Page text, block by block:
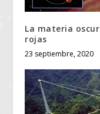
La materia
rojas
23 septiembre, 2020